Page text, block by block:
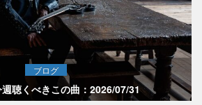
ブログ
聴くべきこの曲：2026/07/31